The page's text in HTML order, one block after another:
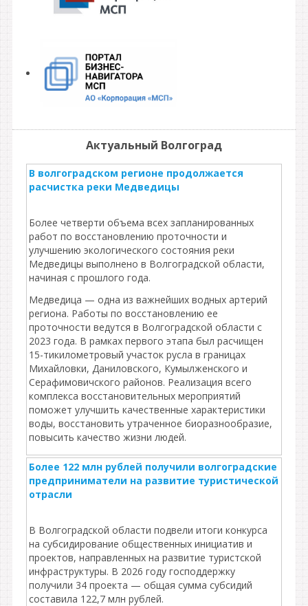
Актуальный Волгоград
В волгоградском регионе продолжается
расчистка реки Медведицы
Более четверти объема всех запланированных
работ по восстановлению проточности и
улучшению экологического состояния реки
Медведицы выполнено в Волгоградской области,
начиная с прошлого года.
Медведица — одна из важнейших водных артерий
региона. Работы по восстановлению ее
проточности ведутся в Волгоградской области с
2023 года. В рамках первого этапа был расчищен
15-тикилометровый участок русла в границах
Михайловки, Даниловского, Кумылженского и
Серафимовичского районов. Реализация всего
комплекса восстановительных мероприятий
поможет улучшить качественные характеристики
воды, восстановить утраченное биоразнообразие,
повысить качество жизни людей.
Более 122 млн рублей получили волгоградские
предприниматели на развитие туристической
отрасли
В Волгоградской области подвели итоги конкурса
на субсидирование общественных инициатив и
проектов, направленных на развитие туристской
инфраструктуры. В 2026 году господдержку
получили 34 проекта — общая сумма субсидий
составила 122,7 млн рублей.